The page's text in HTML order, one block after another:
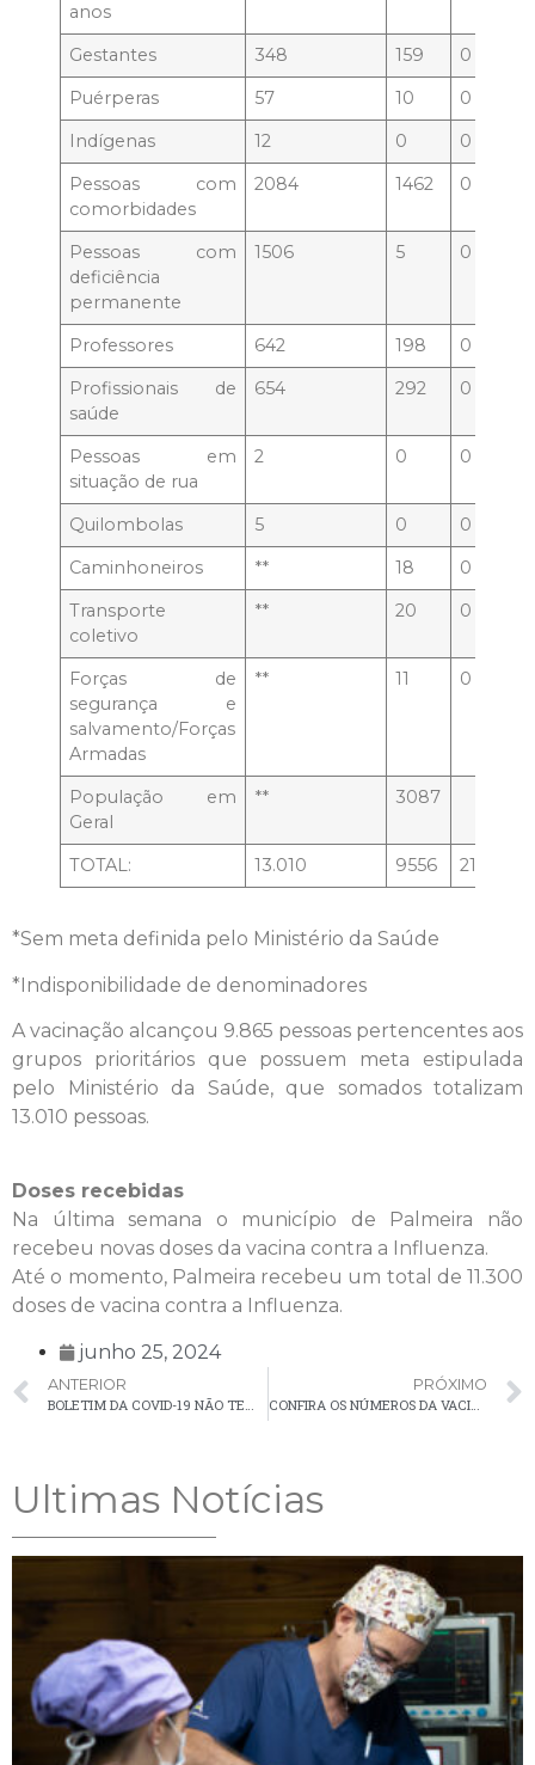
anos
Gestantes 348 159 0
Puérperas
57 10 0
Indígenas
12 0 0
Pessoas com
comorbidades
2084 1462 0
Pessoas com
deficiência
permanente
1506 5 0
Professores 642 198 0
Profissionais de
saúde
654 292 0
Pessoas em
situação de rua
2 0 0
Quilombolas 5 0 0
Caminhoneiros
** 18 0
Transporte
coletivo
** 20 0
Forças de
segurança e
salvamento/Forças
Armadas
** 11 0
População em
Geral
** 3087
TOTAL: 13.010 9556 218
*Sem meta definida pelo Ministério da Saúde
*Indisponibilidade de denominadores
A vacinação alcançou 9.865 pessoas pertencentes aos
grupos prioritários que possuem meta estipulada
pelo Ministério da Saúde, que somados totalizam
13.010 pessoas.
Doses recebidas
Na última semana o município de Palmeira não
recebeu novas doses da vacina contra a Influenza.
Até o momento, Palmeira recebeu um total de 11.300
doses de vacina contra a Influenza.
junho 25, 2024
ANTERIOR
PRÓXIMO
CONFIRA OS NÚMEROS DA VACINAÇÃO CONTRA A POLIOMIELITE EM PALMEIRA
Ultimas Notícias